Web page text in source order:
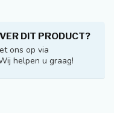
DIT PRODUCT?
ons op via
helpen u graag!